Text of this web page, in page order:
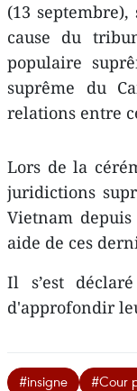
(13
cause du
populaire
suprême du
relations entre
Lors de la
juridictions
Vietnam
aide de ces
Il s’est
d'approfondir
#insigne #Cour